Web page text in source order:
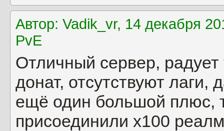
Автор: Vadik_vr, 14 декабря
PvE
Отличный сервер, радует
донат, отсутствуют
ещё один большой плюс,
присоединили х100